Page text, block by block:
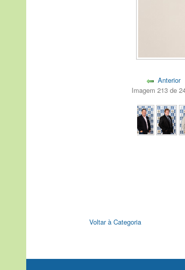
Anterior
Imagem 213 de
Voltar à Categoria